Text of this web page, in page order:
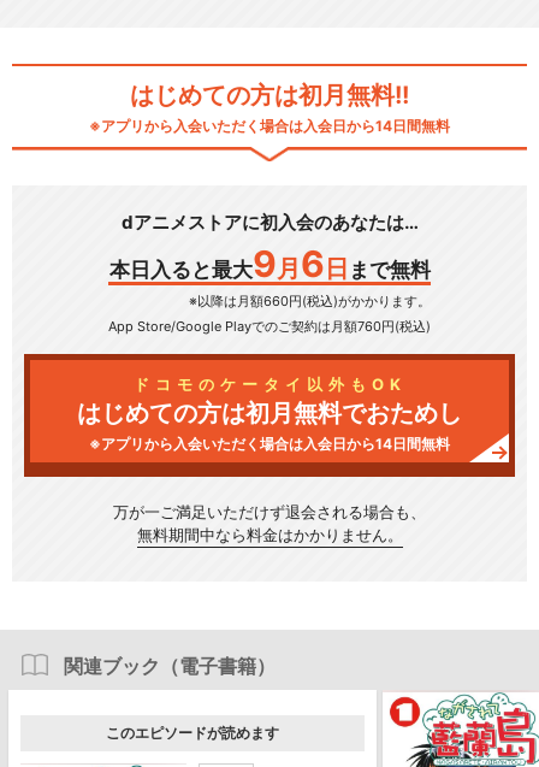
はじめての方は初月無料!!
※アプリから入会いただく場合は入会日から14日間無料
dアニメストアに初入会のあなたは…
本日入ると最大9 月 6 日 まで無料
※以降は月額660円(税込)がかかります。
App Store/Google Playでのご契約は月額760円(税込)
ドコモのケータイ以外もOK
はじめての方は初月無料でおためし
※アプリから入会いただく場合は入会日から14日間無料
万が一ご満足いただけず退会される場合も、
無料期間中なら料金はかかりません。
関連ブック（電子書籍）
このエピソードが読めます